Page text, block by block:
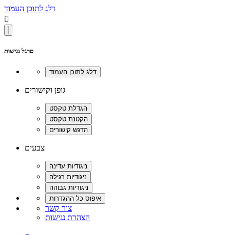
דלג לתוכן העמוד

סרגל נגישות
גופן וקישורים
צבעים
צור קשר
הצהרת נגישות